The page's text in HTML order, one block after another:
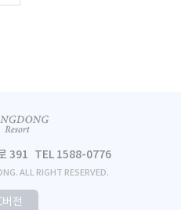
391 TEL 1588-0776
ALL RIGHT RESERVED.
버전